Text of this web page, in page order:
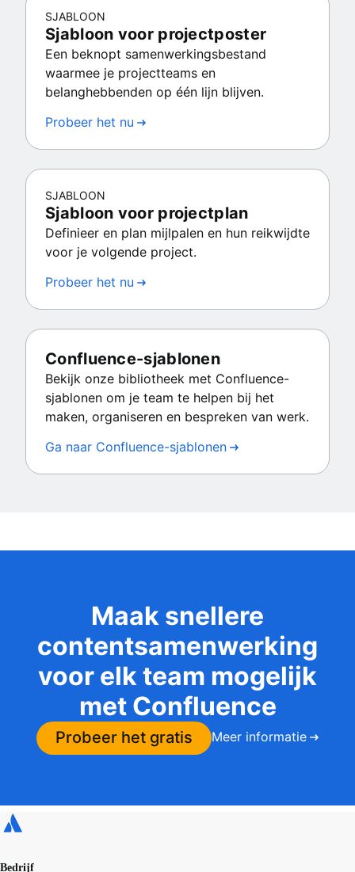
SJABLOON
Sjabloon voor projectposter
Een beknopt samenwerkingsbestand
waarmee je projectteams en
belanghebbenden op één lijn blijven.
Probeer het nu
SJABLOON
Sjabloon voor projectplan
Definieer en plan mijlpalen en hun reikwijdte
voor je volgende project.
Probeer het nu
Confluence-sjablonen
Bekijk onze bibliotheek met Confluence-
sjablonen om je team te helpen bij het
maken, organiseren en bespreken van werk.
Ga naar Confluence-sjablonen
Maak snellere
contentsamenwerking
voor elk team mogelijk
met Confluence
Probeer het gratis Meer informatie
Bedrijf